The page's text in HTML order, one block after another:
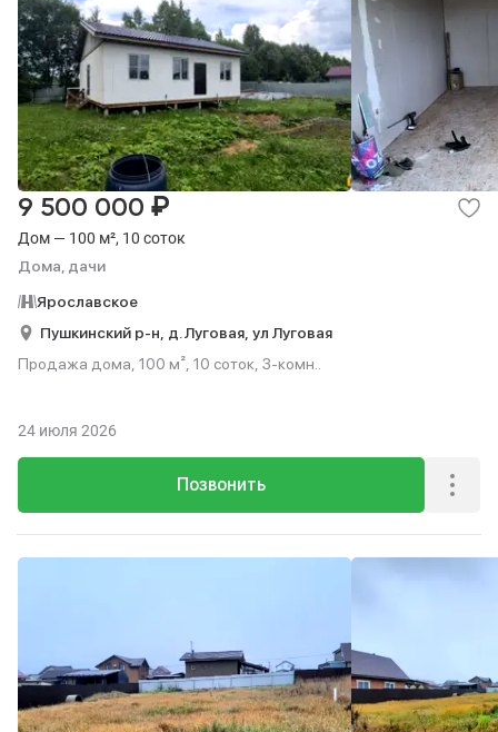
Дом — 100 м², 10 соток
Дома, дачи
9 500 000 ₽
Ярославское
Пушкинский р-н, д. Луговая, ул Луговая
Продажа дома, 100 м², 10 соток, 3-комн..
Позвонить
24 июля 2026